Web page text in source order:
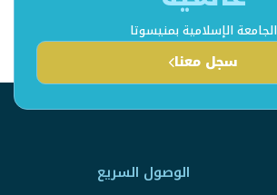
الجامعة الإسلامية بمنيسوتا
سجل معنا
الوصول السريع